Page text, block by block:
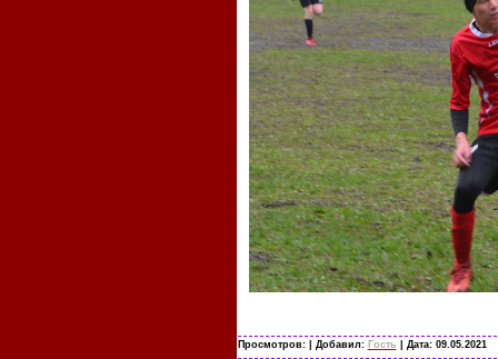
Просмотров: | Добавил: Гость | Дата: 09.05.2021